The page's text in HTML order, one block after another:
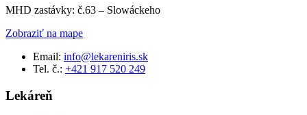
MHD zastávky: č.63 – Slowáckeho
Zobraziť na mape
Email: info@lekareniris.sk
Tel. č.: +421 917 520 249
Lekáreň